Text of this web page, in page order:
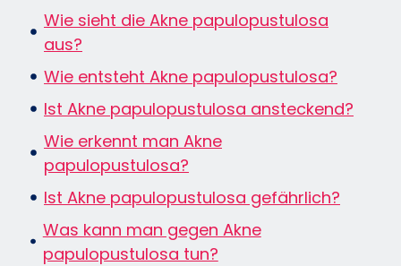
Wie sieht die Akne papulopustulosa
aus?
Wie entsteht Akne papulopustulosa?
Ist Akne papulopustulosa ansteckend?
Wie erkennt man Akne
papulopustulosa?
Ist Akne papulopustulosa gefährlich?
Was kann man gegen Akne
papulopustulosa tun?